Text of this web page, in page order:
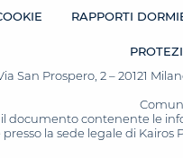
RAPPORTI
San Prospero, 2 – 20121
documento contenente le
la sede legale di Kairos